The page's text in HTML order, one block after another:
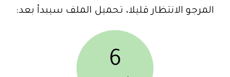
المرجو الانتظار قليلا، تحميل الملف سيبدأ بعد:
6